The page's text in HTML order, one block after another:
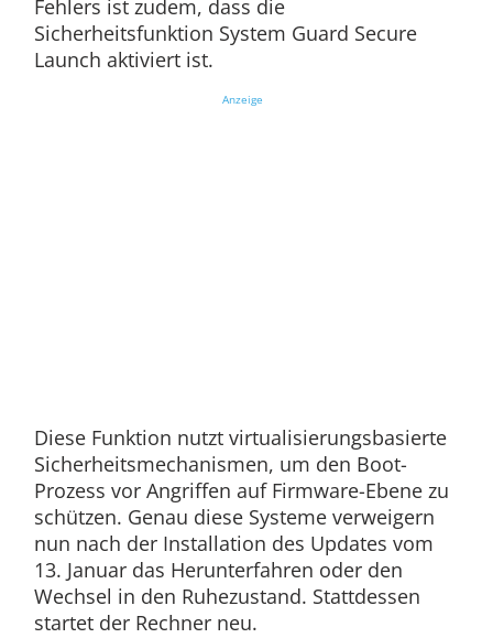
Fehlers ist zudem, dass die
Sicherheitsfunktion System Guard Secure
Launch aktiviert ist.
Anzeige
Diese Funktion nutzt virtualisierungsbasierte
Sicherheitsmechanismen, um den Boot-
Prozess vor Angriffen auf Firmware-Ebene zu
schützen. Genau diese Systeme verweigern
nun nach der Installation des Updates vom
13. Januar das Herunterfahren oder den
Wechsel in den Ruhezustand. Stattdessen
startet der Rechner neu.